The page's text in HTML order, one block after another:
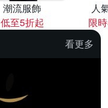
潮流服飾
低至5折起
人
限
看更多